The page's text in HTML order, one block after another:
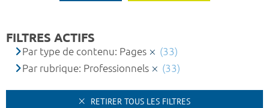
FILTRES ACTIFS
Par type de contenu: Pages
(33)
Par rubrique: Professionnels
(33)
RETIRER TOUS LES FILTRES